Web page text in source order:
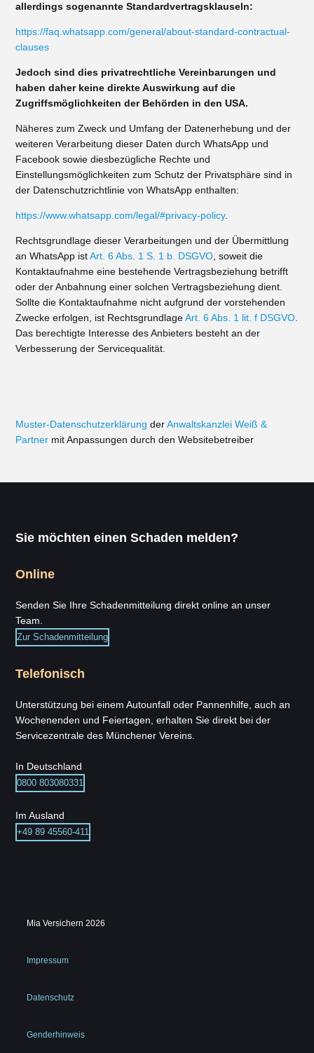
allerdings sogenannte Standardvertragsklauseln:
https://faq.whatsapp.com/general/about-standard-contractual-
clauses
Jedoch sind dies privatrechtliche Vereinbarungen und
haben daher keine direkte Auswirkung auf die
Zugriffsmöglichkeiten der Behörden in den USA.
Näheres zum Zweck und Umfang der Datenerhebung und der
weiteren Verarbeitung dieser Daten durch WhatsApp und
Facebook sowie diesbezügliche Rechte und
Einstellungsmöglichkeiten zum Schutz der Privatsphäre sind in
der Datenschutzrichtlinie von WhatsApp enthalten:
https://www.whatsapp.com/legal/#privacy-policy.
Rechtsgrundlage dieser Verarbeitungen und der Übermittlung
an WhatsApp istArt. 6 Abs. 1 S. 1 b. DSGVO , soweit die
Kontaktaufnahme eine bestehende Vertragsbeziehung betrifft
oder der Anbahnung einer solchen Vertragsbeziehung dient.
Sollte die Kontaktaufnahme nicht aufgrund der vorstehenden
Zwecke erfolgen, ist RechtsgrundlageArt. 6 Abs. 1 lit. f DSGVO
Das berechtigte Interesse des Anbieters besteht an der
Verbesserung der Servicequalität.
Muster-Datenschutzerklärung derAnwaltskanzlei Weiß &
Partner mit Anpassungen durch den Websitebetreiber
Sie möchten einen Schaden melden?
Online
Senden Sie Ihre Schadenmitteilung direkt online an unser
Team.
Zur Schadenmitteilung
Telefonisch
Unterstützung bei einem Autounfall oder Pannenhilfe, auch an
Wochenenden und Feiertagen, erhalten Sie direkt bei der
Servicezentrale des Münchener Vereins.
In Deutschland
0800 803080331
Im Ausland
+49 89 45560-411
Mia Versichern 2026
Impressum
Datenschutz
Genderhinweis